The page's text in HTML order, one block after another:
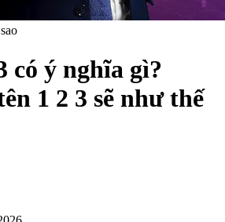
có ý nghĩa gì?
1 2 3 sẽ như thế